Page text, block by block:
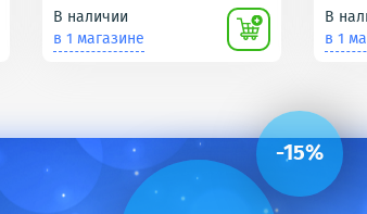
В наличии
в 1 магазине
В
в 1
-15%